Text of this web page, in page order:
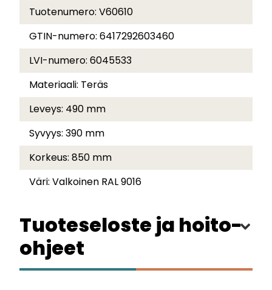
Tuotenumero: V60610
GTIN-numero: 6417292603460
LVI-numero: 6045533
Materiaali: Teräs
Leveys: 490 mm
Syvyys: 390 mm
Korkeus: 850 mm
Väri: Valkoinen RAL 9016
Tuoteseloste ja hoito-
ohjeet